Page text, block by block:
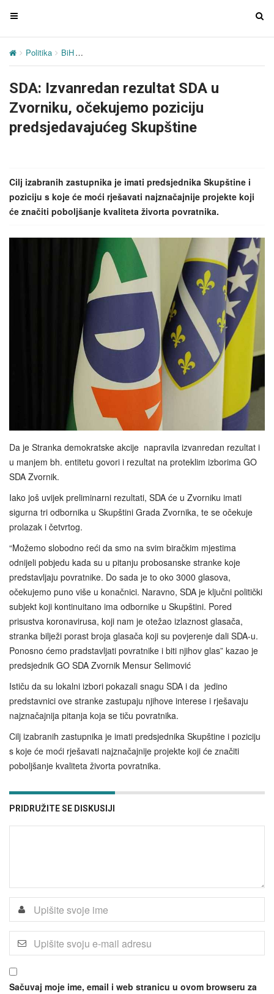
T
g
e
n
v
a
i
n
T
n
Politika BiH
SDA: Izvanredan rezultat SDA u
Zvorniku, očekujemo poziciju
predsjedavajućeg Skupštine
Cilj izabranih zastupnika je imati predsjednika Skupštine i
poziciju s koje će moći rješavati najznačajnije projekte koji
će značiti poboljšanje kvaliteta živorta povratnika.
Da je Stranka demokratske akcije napravila izvanredan rezultat i
u manjem bh. entitetu govori i rezultat na proteklim izborima GO
SDA Zvornik.
Iako još uvijek preliminarni rezultati, SDA će u Zvorniku imati
sigurna tri odbornika u Skupštini Grada Zvornika, te se očekuje
prolazak i četvrtog.
“Možemo slobodno reći da smo na svim biračkim mjestima
odnijeli pobjedu kada su u pitanju probosanske stranke koje
predstavljaju povratnike. Do sada je to oko 3000 glasova,
očekujemo puno više u konačnici. Naravno, SDA je ključni politički
subjekt koji kontinuitano ima odbornike u Skupštini. Pored
prisustva koronavirusa, koji nam je otežao izlaznost glasača,
stranka bilježi porast broja glasača koji su povjerenje dali SDA-u.
Ponosno ćemo pradstavljati povratnike i biti njihov glas” kazao je
predsjednik GO SDA Zvornik Mensur Selimović
Ističu da su lokalni izbori pokazali snagu SDA i da jedino
predstavnici ove stranke zastupaju njihove interese i rješavaju
najznačajnija pitanja koja se tiču povratnika.
Cilj izabranih zastupnika je imati predsjednika Skupštine i poziciju
s koje će moći rješavati najznačajnije projekte koji će značiti
poboljšanje kvaliteta živorta povratnika.
PRIDRUŽITE SE DISKUSIJI
Sačuvaj moje ime, email i web stranicu u ovom browseru za